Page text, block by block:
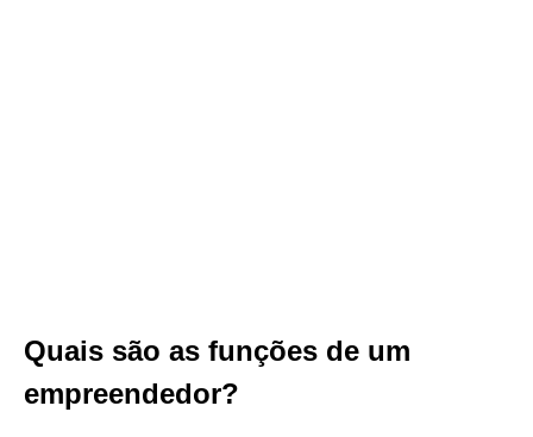
Quais são as funções de um
empreendedor?